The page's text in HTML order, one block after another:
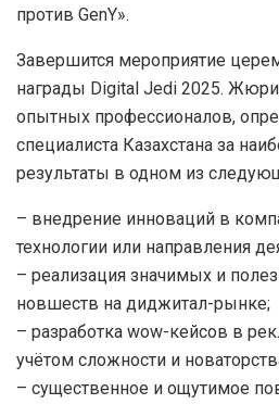
против GenY».
Завершится мероприятие
награды Digital Jedi 2025.
опытных профессионалов,
специалиста Казахстана за
результаты в одном из
– внедрение инноваций в
технологии или направления
– реализация значимых и
новшеств на диджитал-рынке;
– разработка wow-кейсов в
учётом сложности и
– существенное и ощутимое